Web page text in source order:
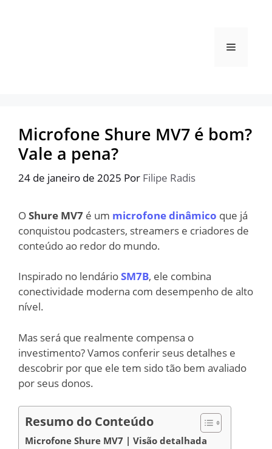
Menu
Microfone Shure MV7 é bom?
Vale a pena?
24 de janeiro de 2025 Por Filipe Radis
OShure MV7 é um microfone dinâmico que já
conquistou podcasters, streamers e criadores de
conteúdo ao redor do mundo.
Inspirado no lendárioSM7B, ele combina
conectividade moderna com desempenho de alto
nível.
Mas será que realmente compensa o
investimento? Vamos conferir seus detalhes e
descobrir por que ele tem sido tão bem avaliado
por seus donos.
Resumo do Conteúdo
Microfone Shure MV7 | Visão detalhada